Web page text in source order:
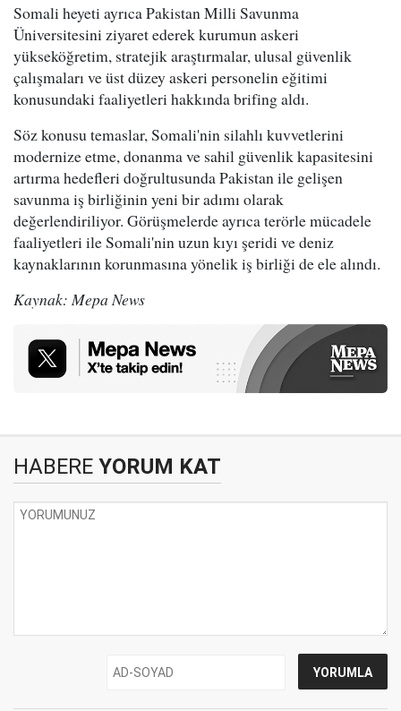
Somali heyeti ayrıca Pakistan Milli Savunma
Üniversitesini ziyaret ederek kurumun askeri
yükseköğretim, stratejik araştırmalar, ulusal güvenlik
çalışmaları ve üst düzey askeri personelin eğitimi
konusundaki faaliyetleri hakkında brifing aldı.
Söz konusu temaslar, Somali'nin silahlı kuvvetlerini
modernize etme, donanma ve sahil güvenlik kapasitesini
artırma hedefleri doğrultusunda Pakistan ile gelişen
savunma iş birliğinin yeni bir adımı olarak
değerlendiriliyor. Görüşmelerde ayrıca terörle mücadele
faaliyetleri ile Somali'nin uzun kıyı şeridi ve deniz
kaynaklarının korunmasına yönelik iş birliği de ele alındı.
Kaynak: Mepa News
HABERE YORUM KAT